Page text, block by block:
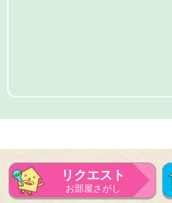
リクエスト
お部屋さがし